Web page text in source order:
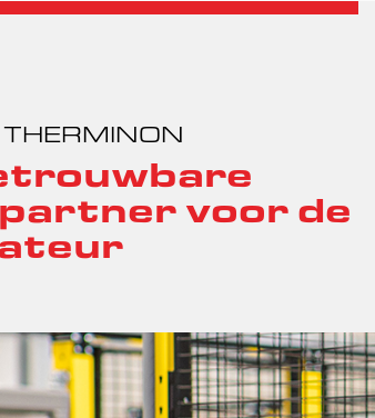
voor de